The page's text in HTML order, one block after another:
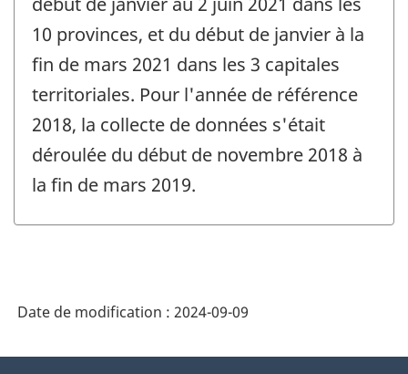
10 provinces, et du début de janvier à la
fin de mars 2021 dans les 3 capitales
territoriales. Pour l'année de référence
2018, la collecte de données s'était
déroulée du début de novembre 2018 à
la fin de mars 2019.
Date de modification : 2024-09-09